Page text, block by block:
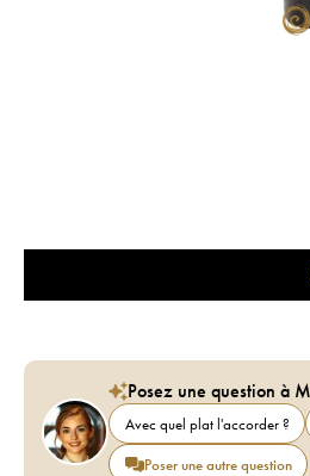
Posez une question à
Avec quel plat l'accorder ?
Poser une autre question